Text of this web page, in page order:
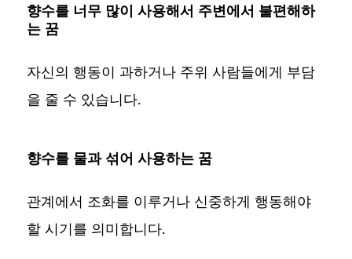
향수를 너무 많이 사용해서 주변에서 불편해하
는 꿈
자신의 행동이 과하거나 주위 사람들에게 부담
을 줄 수 있습니다.
향수를 물과 섞어 사용하는 꿈
관계에서 조화를 이루거나 신중하게 행동해야
할 시기를 의미합니다.